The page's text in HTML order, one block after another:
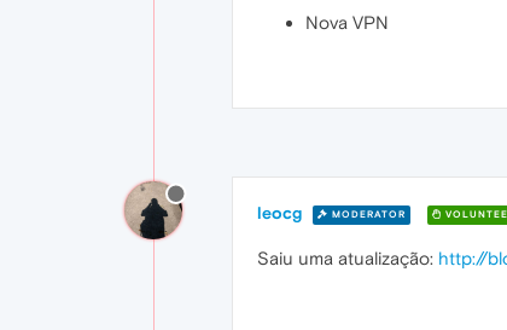
Nova VPN
leocg MODERATOR
Saiu uma atualização: http://